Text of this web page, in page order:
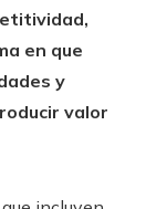
en que
y
valor